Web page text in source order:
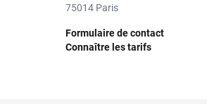
75014 Paris
Formulaire de contact
Connaître les tarifs